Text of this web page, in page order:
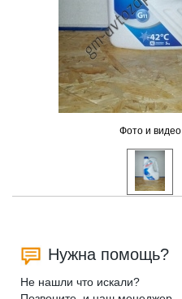
Фото и видео
Нужна помощь?
Не нашли что искали?